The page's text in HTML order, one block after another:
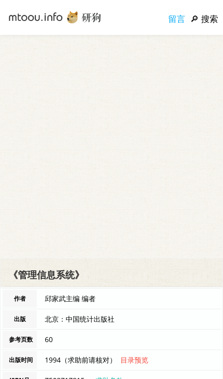
留言 搜索
《管理信息系统》
作者 邱家武主编 编者
出版 北京：中国统计出版社
参考页数 60
出版时间 1994（求助前请核对） 目录预览